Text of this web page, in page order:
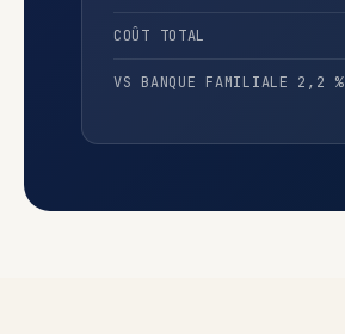
COÛT TOTAL
VS BANQUE FAMILIALE 2,2 %